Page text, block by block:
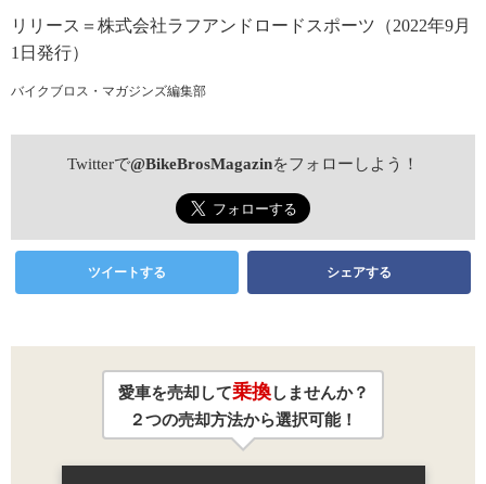
リリース＝株式会社ラフアンドロードスポーツ（2022年9月
1日発行）
バイクブロス・マガジンズ編集部
Twitterで@BikeBrosMagazinをフォローしよう！
ツイートする シェアする
愛車を売却して乗換しませんか？
２つの売却方法から選択可能！